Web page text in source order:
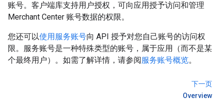
账号。客户端库支持用户授权，可向应用授予访问和管理
Merchant Center 账号数据的权限。
您还可以使用服务账号向 API 授予对您自己账号的访问权
限。服务账号是一种特殊类型的账号，属于应用（而不是某
个最终用户）。如需了解详情，请参阅服务账号概览。
下一页
Overview